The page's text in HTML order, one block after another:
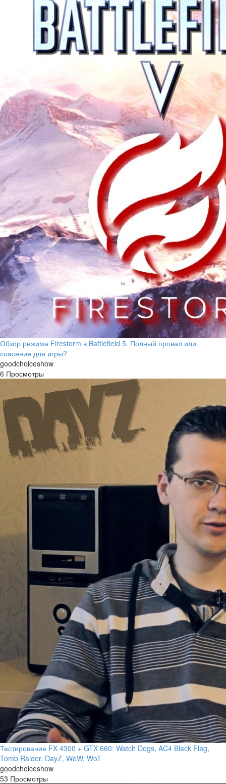
Обзор режима Firestorm в Battlefield 5. Полный провал или
спасение для игры?
goodchoiceshow
6 Просмотры
Тестирование FX 4300 + GTX 660: Watch Dogs, AC4 Black Flag,
Tomb Raider, DayZ, WoW, WoT
goodchoiceshow
53 Просмотры